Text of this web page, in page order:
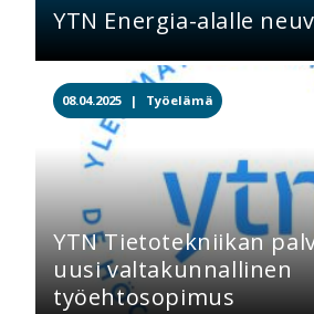
YTN Energia-alalle
08.04.2025 | Työelämä
YTN Tietotekniikan
uusi valtakunnallinen
työehtosopimus